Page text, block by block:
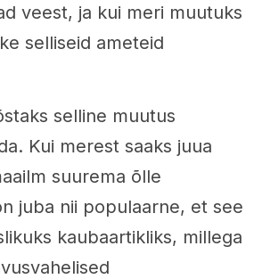
veest, ja kui meri muutuks
selliseid ameteid
selline muutus
Kui merest saaks juua
suurema õlle
juba nii populaarne, et see
kaubaartikliks, millega